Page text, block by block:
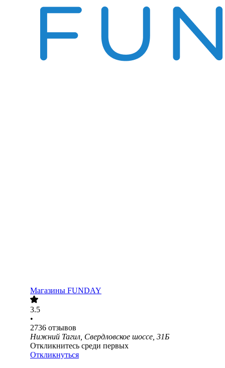
Магазины FUNDAY
3.5
•
2736 отзывов
Нижний Тагил, Свердловское шоссе, 31Б
Откликнитесь среди первых
Откликнуться